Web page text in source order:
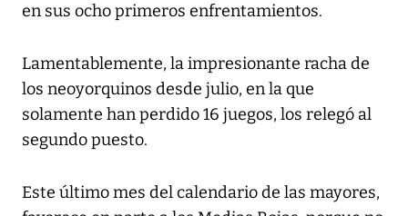
en sus ocho primeros enfrentamientos.
Lamentablemente, la impresionante racha de
los neoyorquinos desde julio, en la que
solamente han perdido 16 juegos, los relegó al
segundo puesto.
Este último mes del calendario de las mayores,